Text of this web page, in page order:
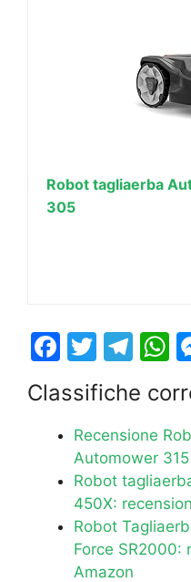
Robot tagliaerba
305
F
c
e
b
o
o
k
T
w
itt
er
T
e
gr
a
m
s
A
p
p
Classifiche
Recensione
Automower 315
Robot
450X:
Robot
Force SR2000:
Amazon